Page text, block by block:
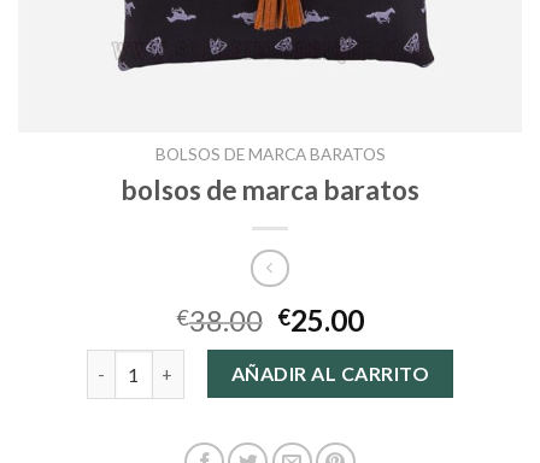
BOLSOS DE MARCA BARATOS
bolsos de marca baratos
€38.00 €25.00
bolsos de marca baratos cantidad
AÑADIR AL CARRITO